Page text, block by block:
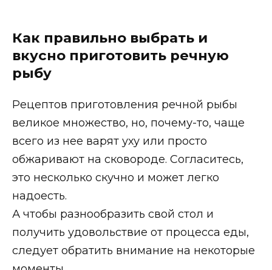
Как правильно выбрать и
вкусно приготовить речную
рыбу
Рецептов приготовления речной рыбы
великое множество, но, почему-то, чаще
всего из нее варят уху или просто
обжаривают на сковороде. Согласитесь,
это несколько скучно и может легко
надоесть.
А чтобы разнообразить свой стол и
получить удовольствие от процесса еды,
следует обратить внимание на некоторые